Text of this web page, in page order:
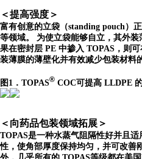
＜提高强度＞
富有创意的立袋（standing pouch）
等领域。 为使立袋能够自立，其外
果在密封层 PE 中掺入 TOPAS，则
装薄膜的薄壁化并有效减少包装材料
图1．TOPAS® COC可提高 LLDPE
＜向药品包装领域拓展＞
TOPAS是一种水蒸气阻隔性好并且
性，使角部厚度保持均匀，并可改善